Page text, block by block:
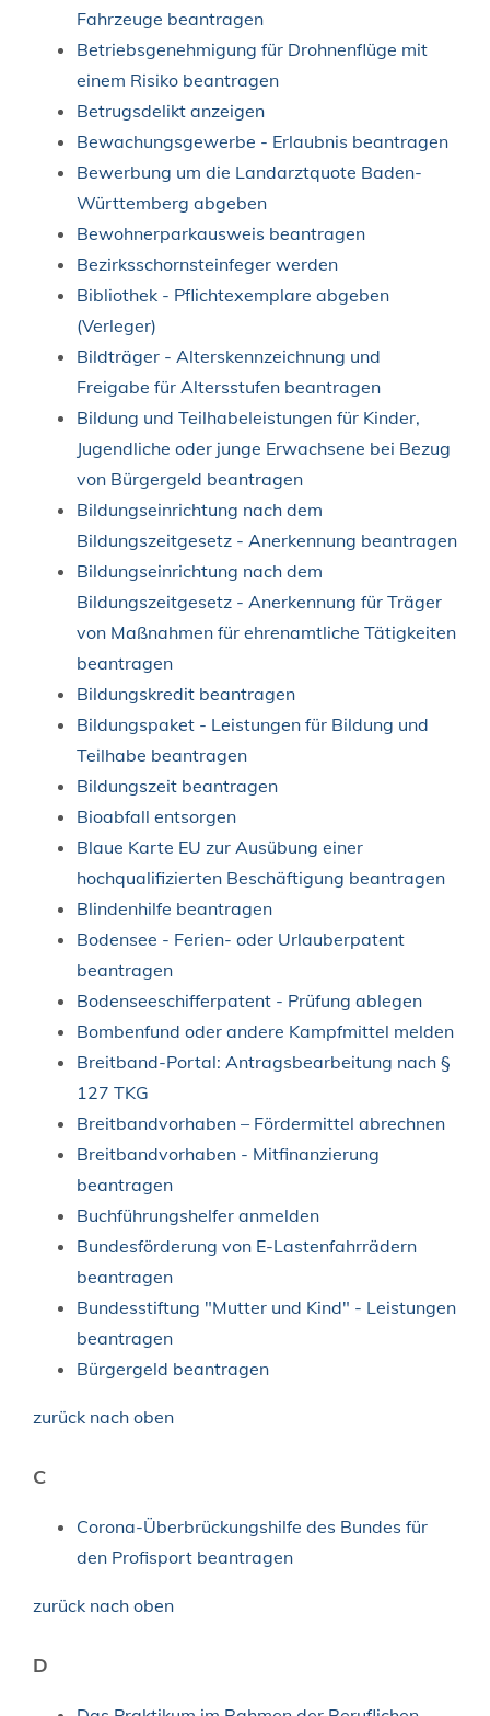
Fahrzeuge beantragen
Betriebsgenehmigung für Drohnenflüge mit
einem Risiko beantragen
Betrugsdelikt anzeigen
Bewachungsgewerbe - Erlaubnis beantragen
Bewerbung um die Landarztquote Baden-
Württemberg abgeben
Bewohnerparkausweis beantragen
Bezirksschornsteinfeger werden
Bibliothek - Pflichtexemplare abgeben
(Verleger)
Bildträger - Alterskennzeichnung und
Freigabe für Altersstufen beantragen
Bildung und Teilhabeleistungen für Kinder,
Jugendliche oder junge Erwachsene bei Bezug
von Bürgergeld beantragen
Bildungseinrichtung nach dem
Bildungszeitgesetz - Anerkennung beantragen
Bildungseinrichtung nach dem
Bildungszeitgesetz - Anerkennung für Träger
von Maßnahmen für ehrenamtliche Tätigkeiten
beantragen
Bildungskredit beantragen
Bildungspaket - Leistungen für Bildung und
Teilhabe beantragen
Bildungszeit beantragen
Bioabfall entsorgen
Blaue Karte EU zur Ausübung einer
hochqualifizierten Beschäftigung beantragen
Blindenhilfe beantragen
Bodensee - Ferien- oder Urlauberpatent
beantragen
Bodenseeschifferpatent - Prüfung ablegen
Bombenfund oder andere Kampfmittel melden
Breitband-Portal: Antragsbearbeitung nach §
127 TKG
Breitbandvorhaben – Fördermittel abrechnen
Breitbandvorhaben - Mitfinanzierung
beantragen
Buchführungshelfer anmelden
Bundesförderung von E-Lastenfahrrädern
beantragen
Bundesstiftung "Mutter und Kind" - Leistungen
beantragen
Bürgergeld beantragen
zurück nach oben
C
Corona-Überbrückungshilfe des Bundes für
den Profisport beantragen
zurück nach oben
D